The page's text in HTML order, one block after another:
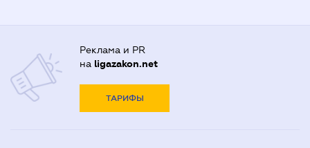
Реклама и PR
на ligazakon.net
ТАРИФЫ